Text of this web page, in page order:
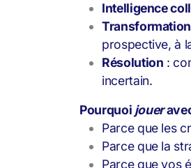
Intelligence
Transformation
prospective, à
Résolution :
incertain.
Pourquoi jouer
Parce que les
Parce que la
Parce que vos